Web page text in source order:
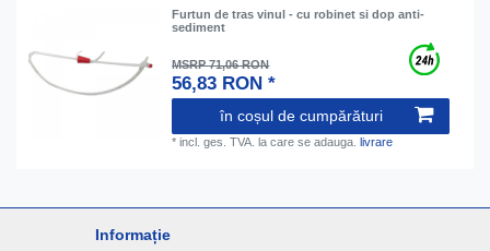
Furtun de tras vinul - cu robinet si dop anti-
sediment
MSRP 71,06 RON
56,83 RON *
în coșul de cumpărături
*incl. ges. TVA. la care se adauga.livrare
Informație